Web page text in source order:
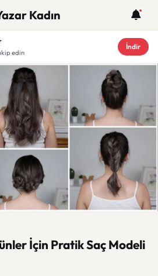
Kadın
edin
İndir
İçin Pratik Saç Modeli